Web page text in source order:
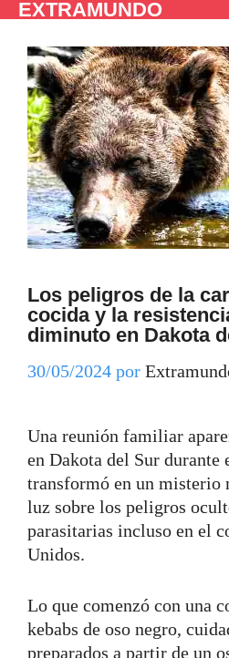
Saltar
contenido
EXTRAMUNDO
Los peligros de la
cocida y la
diminuto en Dakota
30/05/2024 por
Una reunión familiar
en Dakota del Sur durante
transformó en un misterio
luz sobre los peligros
parasitarias incluso en el
Unidos.
Lo que comenzó con una
kebabs de oso negro,
preparados a partir de un